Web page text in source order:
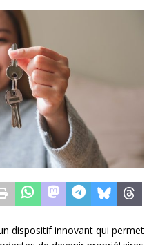
dispositif innovant qui permet